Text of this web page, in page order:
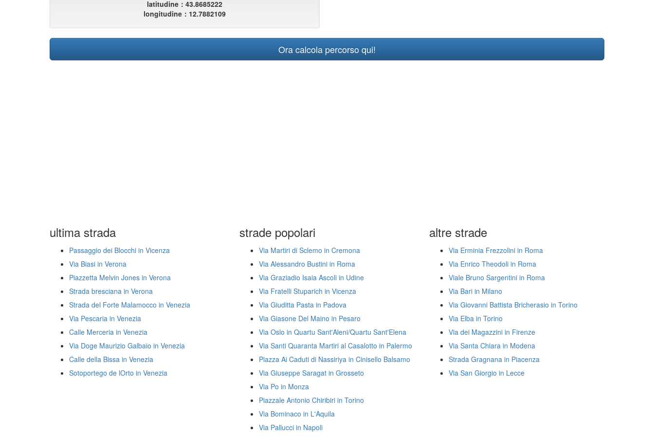
latitudine：43.8685222
longitudine：12.7882109
Ora calcola percorso qui!
ultima strada
Passaggio dei Blocchi in Vicenza
Via Biasi in Verona
Piazzetta Melvin Jones in Verona
Strada bresciana in Verona
Strada del Forte Malamocco in Venezia
Via Pescaria in Venezia
Calle Merceria in Venezia
Via Doge Maurizio Galbaio in Venezia
Calle della Bissa in Venezia
Sotoportego de lOrto in Venezia
strade popolari
Via Martiri di Sclemo in Cremona
Via Alessandro Bustini in Roma
Via Graziadio Isaia Ascoli in Udine
Via Fratelli Stuparich in Vicenza
Via Giuditta Pasta in Padova
Via Giasone Del Maino in Pesaro
Via Oslo in Quartu Sant'Aleni/Quartu Sant'Elena
Via Santi Quaranta Martiri al Casalotto in Palermo
Piazza Ai Caduti di Nassiriya in Cinisello Balsamo
Via Giuseppe Saragat in Grosseto
Via Po in Monza
Piazzale Antonio Chiribiri in Torino
Via Bominaco in L'Aquila
Via Pallucci in Napoli
altre strade
Via Erminia Frezzolini in Roma
Via Enrico Theodoli in Roma
Viale Bruno Sargentini in Roma
Via Bari in Milano
Via Giovanni Battista Bricherasio in Torino
Via Elba in Torino
Via dei Magazzini in Firenze
Via Santa Chiara in Modena
Strada Gragnana in Piacenza
Via San Giorgio in Lecce